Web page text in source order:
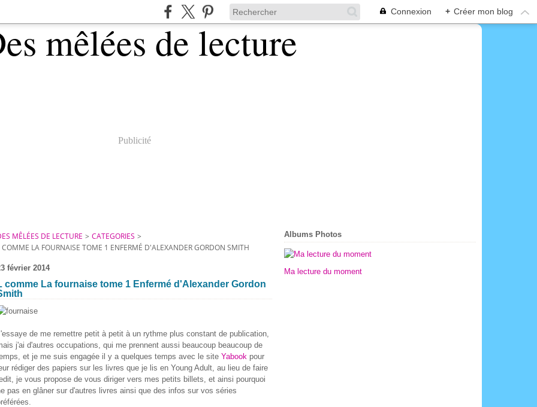
Connexion + Créer mon blog
Publicité
MÊLÉES DE LECTURE > CATEGORIES >
COMME LA FOURNAISE TOME 1 ENFERMÉ D'ALEXANDER GORDON SMITH
février 2014
comme La fournaise tome 1 Enfermé d'Alexander Gordon
de me remettre petit à petit à un rythme plus constant de publication,
j'ai d'autres occupations, qui me prennent aussi beaucoup beaucoup de
et je me suis engagée il y a quelques temps avec le site Yabook pour
rédiger des papiers sur les livres que je lis en Young Adult, au lieu de faire
je vous propose de vous diriger vers mes petits billets, et ainsi pourquoi
pas en glâner sur d'autres livres ainsi que des infos sur vos séries
Albums Photos
Ma lecture du moment